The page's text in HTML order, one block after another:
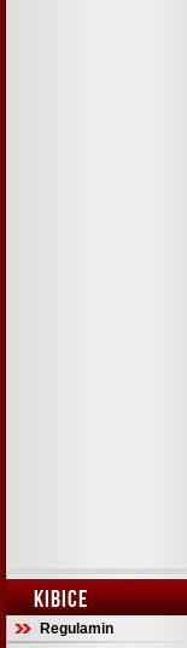
KIBICE
Regulamin